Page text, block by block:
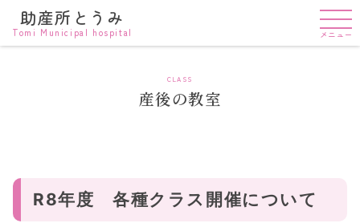
助産所とうみ
Tomi Municipal hospital メニュー
CLASS
産後の教室
R8年度 各種クラス開催について